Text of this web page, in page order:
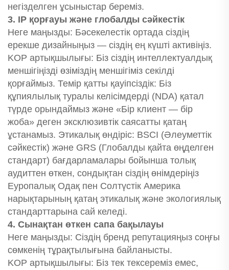
негізделген ұсыныстар береміз.
3. IP қорғауы және глобалды сәйкестік
Неге маңызды: Бәсекелестік ортада сіздің
ерекше дизайныңыз — сіздің ең күшті активіңіз.
KOP артықшылығы: Біз сіздің интеллектуалдық
меншігіңізді өзіміздің меншігіміз секілді
қорғаймыз. Темір қатты қауіпсіздік: Біз
құпиялылық туралы келісімдерді (NDA) қатал
түрде орындаймыз және «Бір клиент — бір
жоба» деген эксклюзивтік саясатты қатаң
ұстанамыз. Этикалық өндіріс: BSCI (Әлеуметтік
сәйкестік) және GRS (Глобалды қайта өңделген
стандарт) бағдарламалары бойынша толық
аудиттен өткен, сондықтан сіздің өнімдеріңіз
Еуропалық Одақ пен Солтүстік Америка
нарықтарының қатаң этикалық және экологиялық
стандарттарына сай келеді.
4. Сынақтан өткен сапа бақылауы
Неге маңызды: Сіздің бренд репутацияңыз соңғы
сөмкенің тұрақтылығына байланысты.
KOP артықшылығы: Біз тек тексереміз емес,